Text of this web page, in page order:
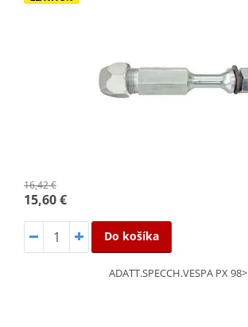
16,42 €
15,60 €
Do košíka
ADATT.SPECCH.VESPA PX 98>